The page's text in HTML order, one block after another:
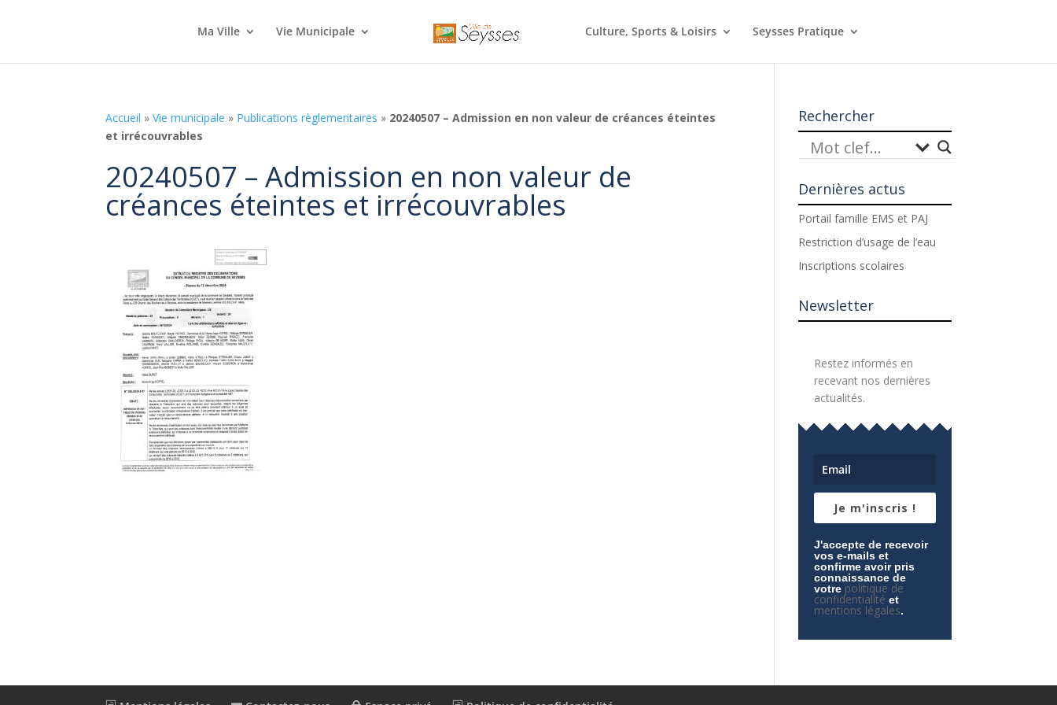
Ma Ville Vie Municipale Culture, Sports & Loisirs Seysses Pratique
Accueil »Vie municipale » Publications règlementaires » 20240507 – Admission en non valeur de créances éteintes
et irrécouvrables
20240507 – Admission en non valeur de
créances éteintes et irrécouvrables
Rechercher
Dernières actus
Portail famille EMS et PAJ
Restriction d’usage de l’eau
Inscriptions scolaires
Newsletter
Restez informés en
recevant nos dernières
actualités.
Je m'inscris !
J'accepte de recevoir
vos e-mails et
confirme avoir pris
connaissance de
votre politique de
confidentialité et
mentions légales.